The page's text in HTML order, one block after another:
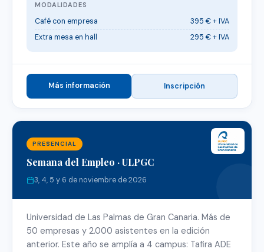
MODALIDADES
Café con empresa
395 € + IVA
Extra mesa en hall
295 € + IVA
Más información Inscripción
PRESENCIAL
Semana del Empleo · ULPGC
3, 4, 5 y 6 de noviembre de 2026
Universidad de Las Palmas de Gran Canaria. Más de
50 empresas y 2.000 asistentes en la edición
anterior. Este año se amplía a 4 campus: Tafira ADE